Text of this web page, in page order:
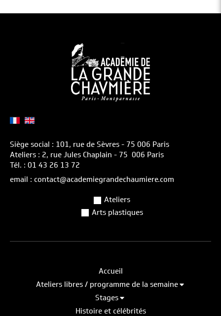
Siège social : 101, rue de Sèvres - 75 006 Paris
Ateliers : 2, rue Jules Chaplain - 75 006 Paris
Tél. : 01 43 26 13 72
email : contact@academiegrandechaumiere.com
Ateliers
Arts plastiques
Accueil
Ateliers libres / programme de la semaine
Stages
Histoire et célébrités